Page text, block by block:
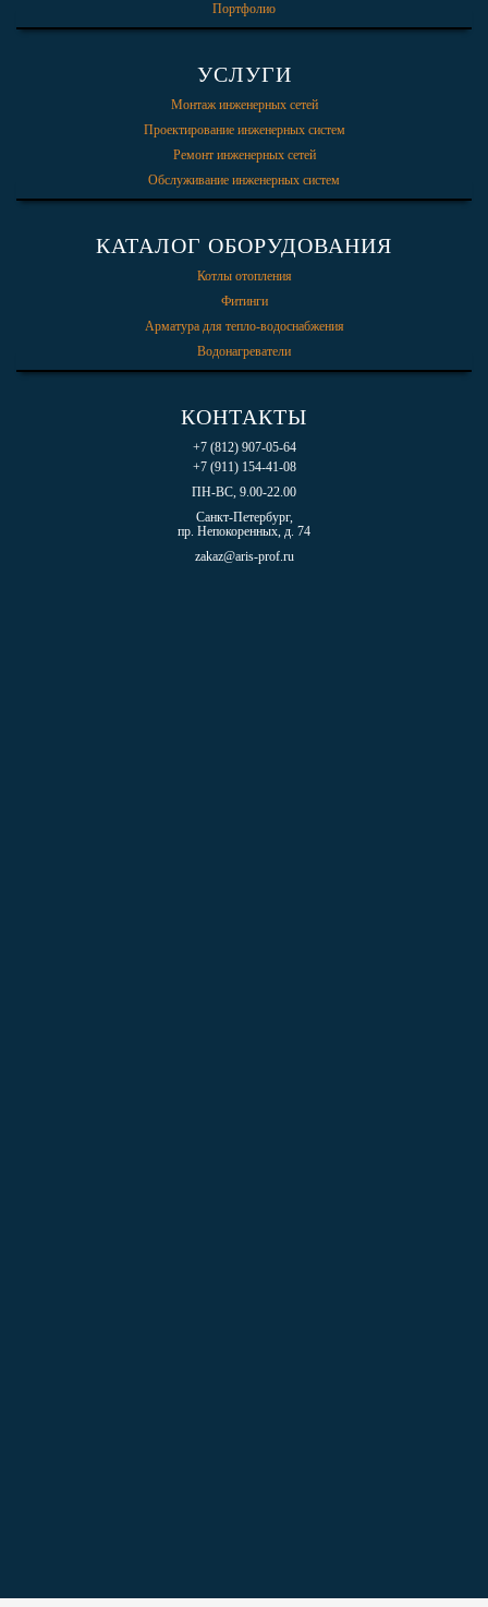
Портфолио
УСЛУГИ
Монтаж инженерных сетей
Проектирование инженерных систем
Ремонт инженерных сетей
Обслуживание инженерных систем
КАТАЛОГ ОБОРУДОВАНИЯ
Котлы отопления
Фитинги
Арматура для тепло-водоснабжения
Водонагреватели
КОНТАКТЫ
+7 (812) 907-05-64
+7 (911) 154-41-08
ПН-ВС, 9.00-22.00
Санкт-Петербург,
пр. Непокоренных, д. 74
zakaz@aris-prof.ru